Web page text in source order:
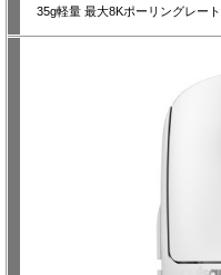
35g軽量 最大8Kポーリングレー